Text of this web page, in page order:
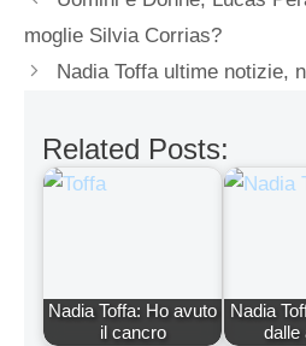
moglie Silvia Corrias?
Nadia Toffa ultime notizie,
Related Posts:
Nadia Toffa: Ho avuto
il cancro
Nadia
dalle